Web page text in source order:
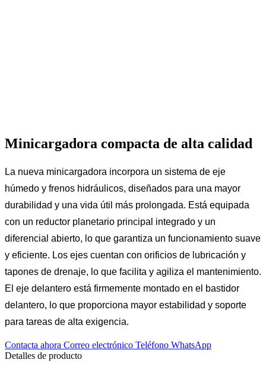
Minicargadora compacta de alta calidad
La nueva minicargadora incorpora un sistema de eje
húmedo y frenos hidráulicos, diseñados para una mayor
durabilidad y una vida útil más prolongada. Está equipada
con un reductor planetario principal integrado y un
diferencial abierto, lo que garantiza un funcionamiento suave
y eficiente. Los ejes cuentan con orificios de lubricación y
tapones de drenaje, lo que facilita y agiliza el mantenimiento.
El eje delantero está firmemente montado en el bastidor
delantero, lo que proporciona mayor estabilidad y soporte
para tareas de alta exigencia.
Contacta ahora Correo electrónico Teléfono WhatsApp
Detalles de producto